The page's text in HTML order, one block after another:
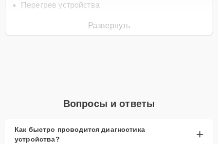
Перегрев устройства
Повреждения от падений
сервиса
Низкие цены и скидки— доступные
Развернуть
Вопросы и ответы
Как быстро проводится диагностика
устройства?
+